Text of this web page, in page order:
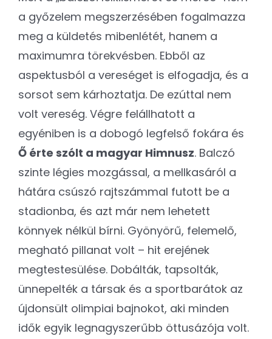
a győzelem megszerzésében fogalmazza
meg a küldetés mibenlétét, hanem a
maximumra törekvésben. Ebből az
aspektusból a vereséget is elfogadja, és a
sorsot sem kárhoztatja. De ezúttal nem
volt vereség. Végre felállhatott a
egyéniben is a dobogó legfelső fokára és
Ő érte szólt a magyar Himnusz. Balczó
szinte légies mozgással, a mellkasáról a
hátára csúszó rajtszámmal futott be a
stadionba, és azt már nem lehetett
könnyek nélkül bírni. Gyönyörű, felemelő,
megható pillanat volt – hit erejének
megtestesülése. Dobálták, tapsolták,
ünnepelték a társak és a sportbarátok az
újdonsült olimpiai bajnokot, aki minden
idők egyik legnagyszerűbb öttusázója volt.